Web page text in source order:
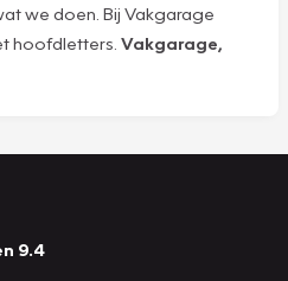
we doen. Bij Vakgarage
hoofdletters. Vakgarage,
9.4